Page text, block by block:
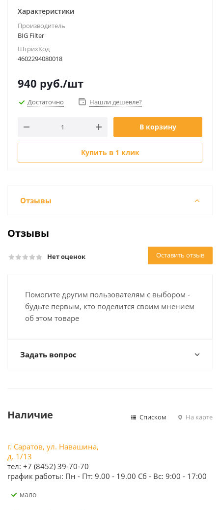
Характеристики
Производитель
BIG Filter
ШтрихКод
4602294080018
940 руб./шт
Достаточно Нашли дешевле?
В корзину
Купить в 1 клик
Отзывы
Отзывы
Нет оценок Оставить отзыв
Помогите другим пользователям с выбором -
будьте первым, кто поделится своим мнением
об этом товаре
Задать вопрос
Наличие Списком На карте
г. Саратов, ул. Навашина,
д. 1/13
тел: +7 (8452) 39-70-70
график работы: Пн - Пт: 9.00 - 19.00 Сб - Вс: 9:00 - 17:00
Мало